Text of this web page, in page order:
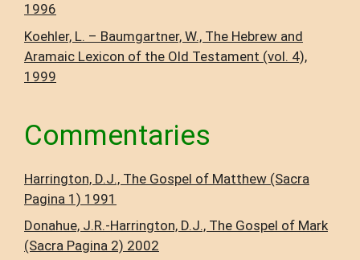
1996
Koehler, L. – Baumgartner, W., The Hebrew and
Aramaic Lexicon of the Old Testament (vol. 4),
1999
Commentaries
Harrington, D.J., The Gospel of Matthew (Sacra
Pagina 1) 1991
Donahue, J.R.-Harrington, D.J., The Gospel of Mark
(Sacra Pagina 2) 2002